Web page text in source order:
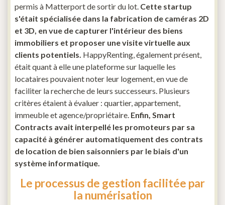
permis à Matterport de sortir du lot. Cette startup
s'était spécialisée dans la fabrication de caméras 2D
et 3D, en vue de capturer l'intérieur des biens
immobiliers et proposer une visite virtuelle aux
clients potentiels. HappyRenting, également présent,
était quant à elle une plateforme sur laquelle les
locataires pouvaient noter leur logement, en vue de
faciliter la recherche de leurs successeurs. Plusieurs
critères étaient à évaluer : quartier, appartement,
immeuble et agence/propriétaire. Enfin, Smart
Contracts avait interpellé les promoteurs par sa
capacité à générer automatiquement des contrats
de location de bien saisonniers par le biais d'un
système informatique.
Le processus de gestion facilitée par
la numérisation